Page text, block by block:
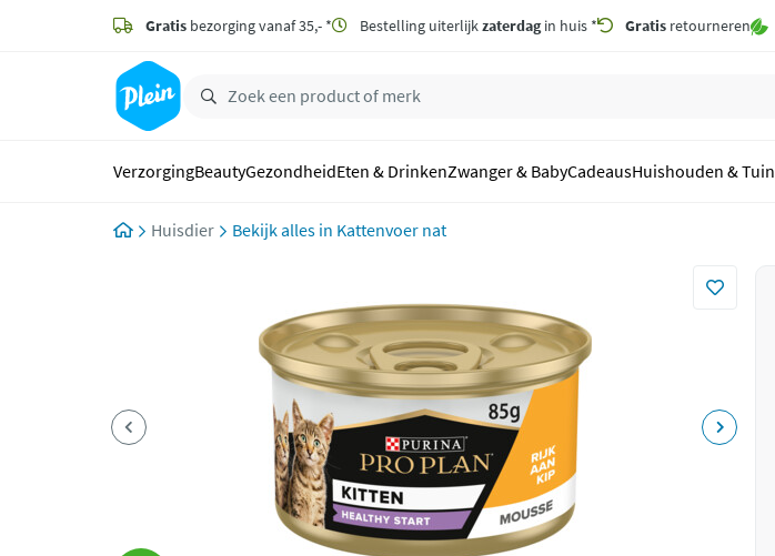
zoeken
hoofdinhoud
Gratis bezorging vanaf 35,- * Bestelling uiterlijkzaterdagin huis * Gratis retourneren
VerzorgingBeautyGezondheidEten & DrinkenZwanger & BabyCadeausHuishouden & Tuin
Huisdier Kattenvoer nat